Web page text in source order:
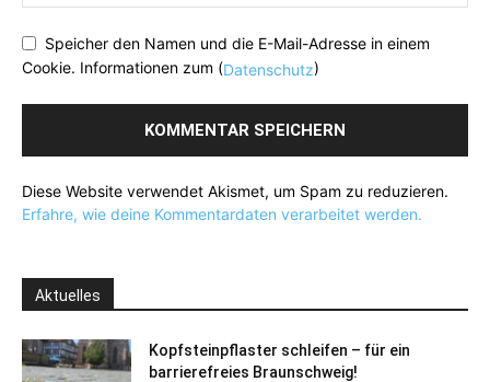
Speicher den Namen und die E-Mail-Adresse in einem
Cookie. Informationen zum (Datenschutz)
Diese Website verwendet Akismet, um Spam zu reduzieren.
Erfahre, wie deine Kommentardaten verarbeitet werden.
Aktuelles
Kopfsteinpflaster schleifen – für ein
barrierefreies Braunschweig!